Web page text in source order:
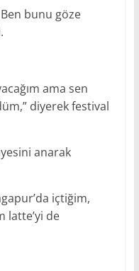
Ben bunu göze
ama sen
diyerek festival
anarak
içtiğim,
latte’yi de